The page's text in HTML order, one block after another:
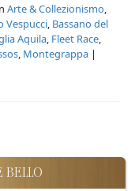
Arte & Collezionismo,
Vespucci, Bassano del
Aquila, Fleet Race,
, Montegrappa |